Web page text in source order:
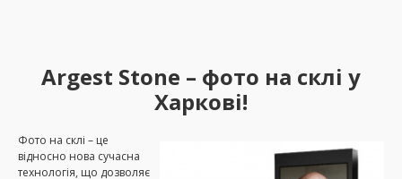
Argest Stone – фото на склі у
Харкові!
Фото на склі – це
відносно нова сучасна
технологія, що дозволяє